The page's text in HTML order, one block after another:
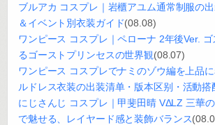
ブルアカ コスプレ｜岩櫃アユム通常制服の
＆イベント別衣装ガイド(08.08)
ワンピース コスプレ｜ペローナ 2年後Ver.
るゴーストプリンセスの世界観(08.07)
ワンピース コスプレでナミのゾウ編を上品
ルドレス衣装の出装清单・版本区别・活動搭
にじさんじ コスプレ｜甲斐田晴 VΔLZ 三華
で魅せる、レイヤード感と装飾バランス